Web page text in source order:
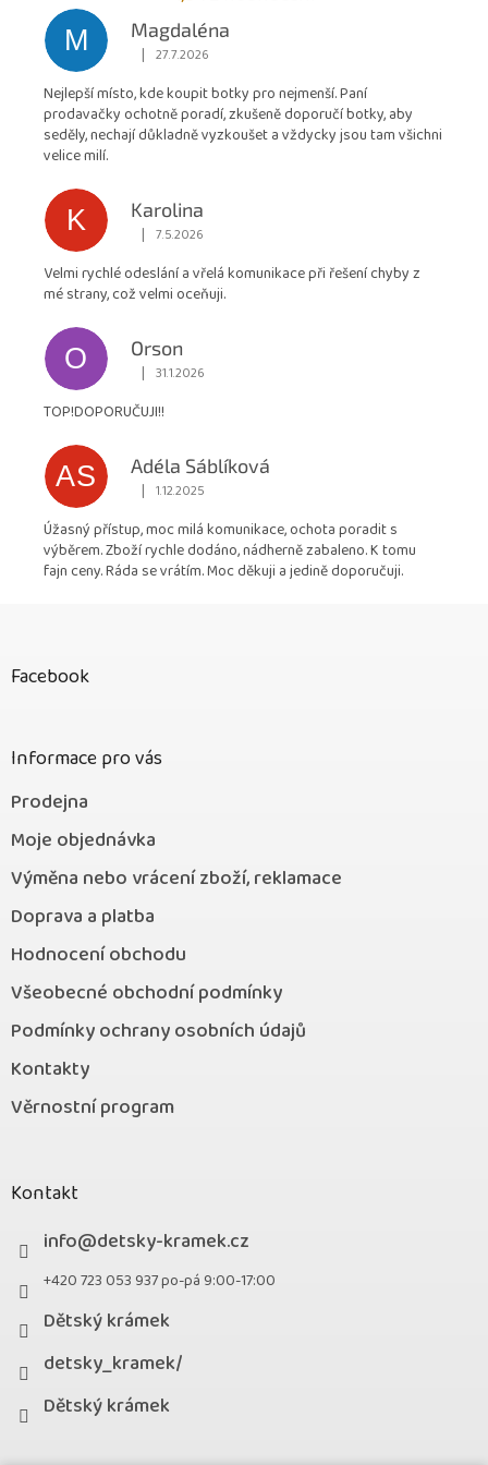
hodnocení
obchodu
4,9
z
M
Magdaléna
Hodnocení obchodu je 5 z 5 hvězdiček.
| 27.7.2026
Nejlepší místo, kde koupit botky pro nejmenší. Paní
prodavačky ochotně poradí, zkušeně doporučí botky, aby
seděly, nechají důkladně vyzkoušet a vždycky jsou tam všichni
velice milí.
K
Karolina
Hodnocení obchodu je 5 z 5 hvězdiček.
| 7.5.2026
Velmi rychlé odeslání a vřelá komunikace při řešení chyby z
mé strany, což velmi oceňuji.
O
Orson
Hodnocení obchodu je 5 z 5 hvězdiček.
| 31.1.2026
TOP!DOPORUČUJI!!
AS
Adéla Sáblíková
Hodnocení obchodu je 5 z 5 hvězdiček.
| 1.12.2025
Úžasný přístup, moc milá komunikace, ochota poradit s
výběrem. Zboží rychle dodáno, nádherně zabaleno. K tomu
fajn ceny. Ráda se vrátím. Moc děkuji a jedině doporučuji.
Facebook
Informace pro vás
Prodejna
Moje objednávka
Výměna nebo vrácení zboží, reklamace
Doprava a platba
Hodnocení obchodu
Všeobecné obchodní podmínky
Podmínky ochrany osobních údajů
Kontakty
Věrnostní program
Kontakt
info@detsky-kramek.cz
+420 723 053 937 po-pá 9:00-17:00
Dětský krámek
detsky_kramek/
Dětský krámek